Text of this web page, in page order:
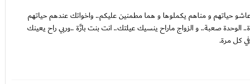
حياتهم و مناهم يكملوها و هما مطمنين عليكم.. واخواتك عندهم حياتهم
صعبة.. و الزواج ماراح ينسيك عيلتك.. انت بنت بارَّة ..وربي راح يعينك
كل مرة.